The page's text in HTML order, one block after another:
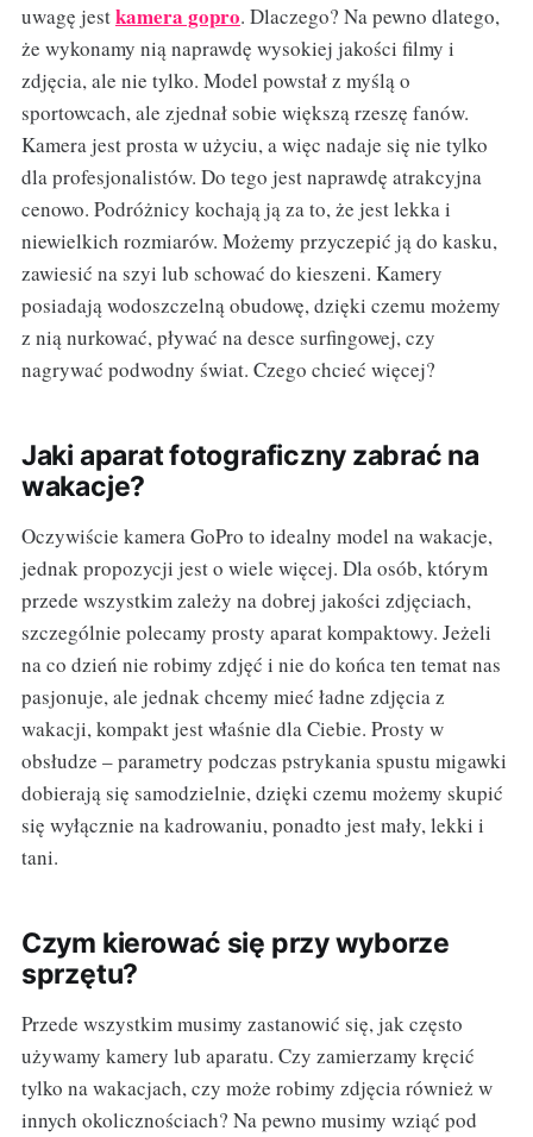
uwagę jestkamera gopro. Dlaczego? Na pewno dlatego,
że wykonamy nią naprawdę wysokiej jakości filmy i
zdjęcia, ale nie tylko. Model powstał z myślą o
sportowcach, ale zjednał sobie większą rzeszę fanów.
Kamera jest prosta w użyciu, a więc nadaje się nie tylko
dla profesjonalistów. Do tego jest naprawdę atrakcyjna
cenowo. Podróżnicy kochają ją za to, że jest lekka i
niewielkich rozmiarów. Możemy przyczepić ją do kasku,
zawiesić na szyi lub schować do kieszeni. Kamery
posiadają wodoszczelną obudowę, dzięki czemu możemy
z nią nurkować, pływać na desce surfingowej, czy
nagrywać podwodny świat. Czego chcieć więcej?
Jaki aparat fotograficzny zabrać na
wakacje?
Oczywiście kamera GoPro to idealny model na wakacje,
jednak propozycji jest o wiele więcej. Dla osób, którym
przede wszystkim zależy na dobrej jakości zdjęciach,
szczególnie polecamy prosty aparat kompaktowy. Jeżeli
na co dzień nie robimy zdjęć i nie do końca ten temat nas
pasjonuje, ale jednak chcemy mieć ładne zdjęcia z
wakacji, kompakt jest właśnie dla Ciebie. Prosty w
obsłudze – parametry podczas pstrykania spustu migawki
dobierają się samodzielnie, dzięki czemu możemy skupić
się wyłącznie na kadrowaniu, ponadto jest mały, lekki i
tani.
Czym kierować się przy wyborze
sprzętu?
Przede wszystkim musimy zastanowić się, jak często
używamy kamery lub aparatu. Czy zamierzamy kręcić
tylko na wakacjach, czy może robimy zdjęcia również w
innych okolicznościach? Na pewno musimy wziąć pod